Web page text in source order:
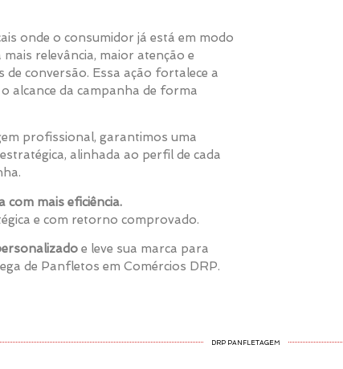
onde o consumidor já está em modo
relevância, maior atenção e
conversão. Essa ação fortalece a
alcance da campanha de forma
profissional, garantimos uma
alinhada ao perfil de cada
com mais eficiência.
e com retorno comprovado.
e leve sua marca para
de Panfletos em Comércios DRP.
DRP PANFLETAGEM